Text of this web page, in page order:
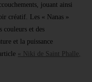
jouant ainsi
créatif. Les « Nanas »
couleurs et des
et la puissance
« Niki de Saint Phalle,